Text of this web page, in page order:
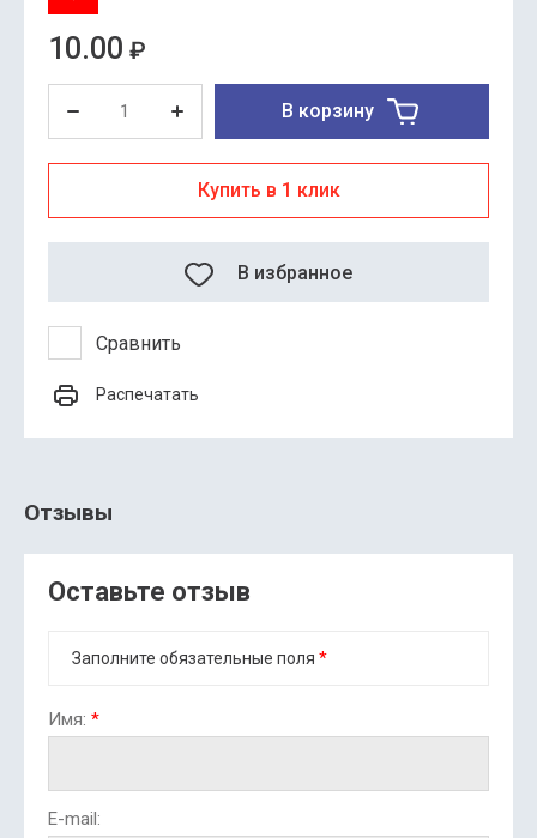
10.00 ₽
В корзину
Купить в 1 клик
Сравнить
В избранное
Распечатать
Отзывы
Оставьте отзыв
Заполните обязательные поля *
Имя: *
E-mail: